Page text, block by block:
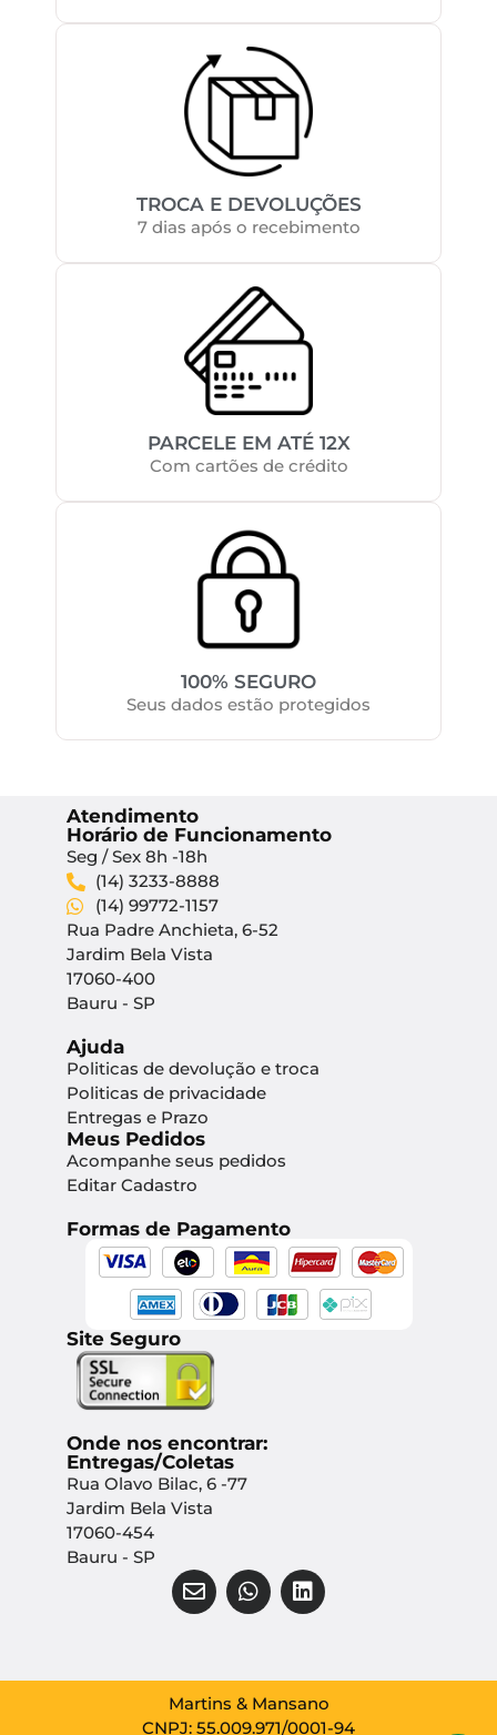
TROCA E DEVOLUÇÕES
7 dias após o recebimento
PARCELE EM ATÉ 12X
Com cartões de crédito
100% SEGURO
Seus dados estão protegidos
Atendimento
Horário de Funcionamento
Seg / Sex 8h -18h
(14) 3233-8888
(14) 99772-1157
Rua Padre Anchieta, 6-52
Jardim Bela Vista
17060-400
Bauru - SP
Ajuda
Politicas de devolução e troca
Politicas de privacidade
Entregas e Prazo
Meus Pedidos
Acompanhe seus pedidos
Editar Cadastro
Formas de Pagamento
Site Seguro
Onde nos encontrar:
Entregas/Coletas
Rua Olavo Bilac, 6 -77
Jardim Bela Vista
17060-454
Bauru - SP
Martins & Mansano
CNPJ: 55.009.971/0001-94